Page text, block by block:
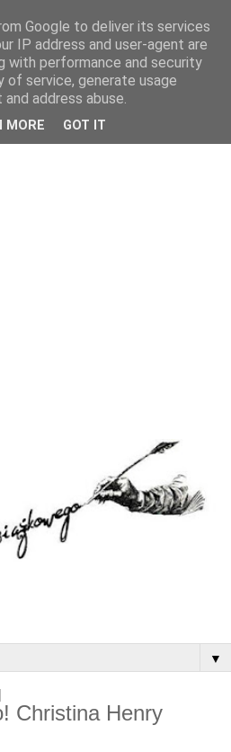
▼
Christina Henry
Google to deliver its services
IP address and user-agent are
with performance and security
service, generate usage
address abuse.
MORE GOT IT